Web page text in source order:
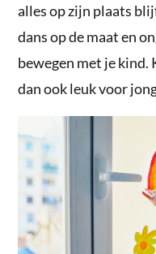
alles op zijn plaats
dans op de maat en
bewegen met je kind.
dan ook leuk voor